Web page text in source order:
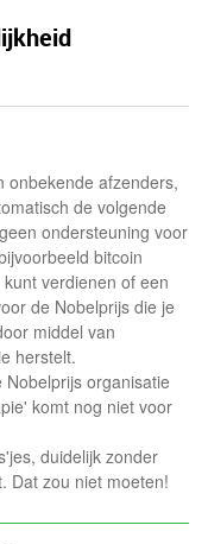
onbekende afzenders,
de volgende
ondersteuning voor
bitcoin
verdienen of een
de Nobelprijs die je
middel van
herstelt.
organisatie
komt nog niet voor
duidelijk zonder
Dat zou niet moeten!